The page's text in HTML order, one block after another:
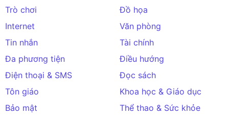
Trò chơi
Đồ họa
Internet
Văn phòng
Tin nhắn
Tài chính
Đa phương tiện
Điều hướng
Điện thoại & SMS
Đọc sách
Tôn giáo
Khoa học & Giáo dục
Bảo mật
Thể thao & Sức khỏe